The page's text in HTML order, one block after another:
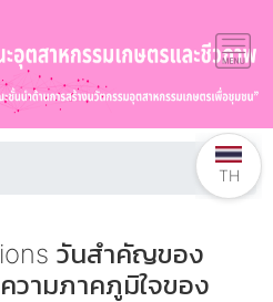
วันสำคัญของ
ามภาคภูมิใจของ
TH